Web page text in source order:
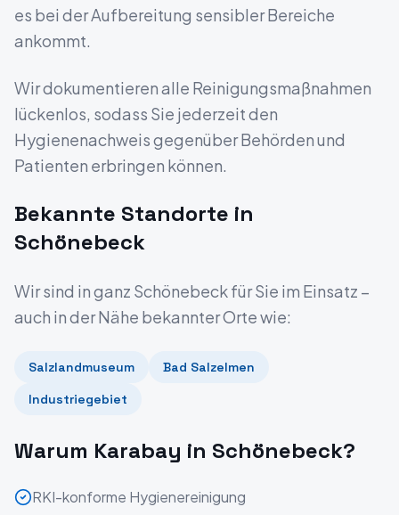
es bei der Aufbereitung sensibler Bereiche
ankommt.
Wir dokumentieren alle Reinigungsmaßnahmen
lückenlos, sodass Sie jederzeit den
Hygienenachweis gegenüber Behörden und
Patienten erbringen können.
Bekannte Standorte in
Schönebeck
Wir sind in ganz Schönebeckfür Sie im Einsatz –
auch in der Nähe bekannter Orte wie:
Salzlandmuseum
Bad Salzelmen
Industriegebiet
Warum Karabay in Schönebeck?
RKI-konforme Hygienereinigung